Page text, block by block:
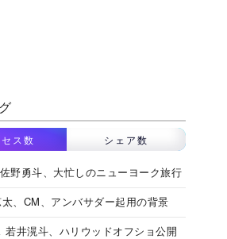
ス数 シェア数
野勇斗、大忙しのニューヨーク旅行
、CM、アンバサダー起用の背景
若井滉斗、ハリウッドオフショ公開